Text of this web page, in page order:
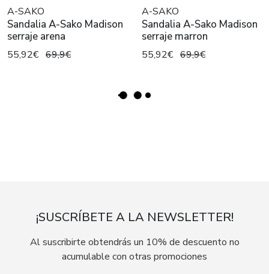
A-SAKO
Sandalia A-Sako Madison
serraje arena
55,92€ 69,9€
A-SAKO
Sandalia A-Sako Madison
serraje marron
55,92€ 69,9€
¡SUSCRÍBETE A LA NEWSLETTER!
Al suscribirte obtendrás un 10% de descuento no
acumulable con otras promociones